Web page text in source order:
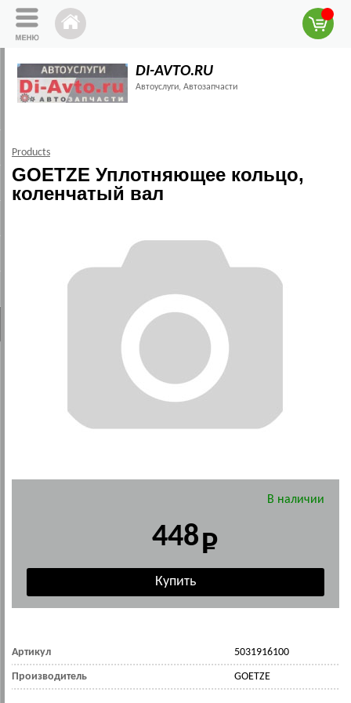
DI-AVTO.RU
Автоуслуги, Автозапчасти
Products
GOETZE Уплотняющее кольцо,
коленчатый вал
В наличии
448
Артикул 5031916100
Производитель GOETZE